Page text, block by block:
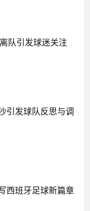
队引发球迷关注
引发球队反思与调
西班牙足球新篇章